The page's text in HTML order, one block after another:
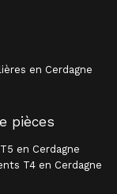
en Cerdagne
pièces
en Cerdagne
T4 en Cerdagne